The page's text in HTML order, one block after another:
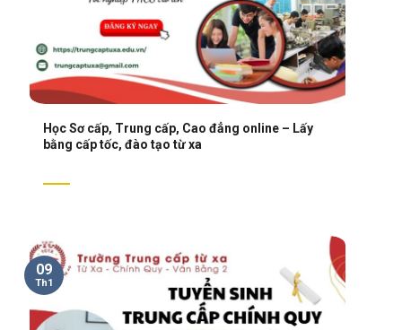
Học Sơ cấp, Trung cấp, Cao đẳng online – Lấy
bằng cấp tốc, đào tạo từ xa
09
Th1